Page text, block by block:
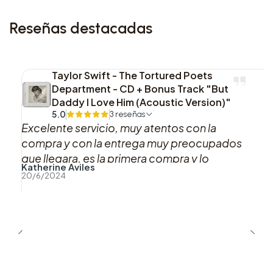
4. What Is This Feeling?
1. Something Bad
2. Dancing Through Life
3. Popular
Disco 2 – Lado A
1. I’m Not That Girl
2. One Short Day
Reseñas destacadas
Taylor Swift - The Tortured Poets
Department - CD + Bonus Track "But
Daddy I Love Him (Acoustic Version)"
5.0 3 reseñas
Excelente servicio, muy atentos con la
compra y con la entrega muy preocupados
que llegara, es la primera compra y lo
recomiendo al 100%, gracias
Katherine Aviles
20/6/2024